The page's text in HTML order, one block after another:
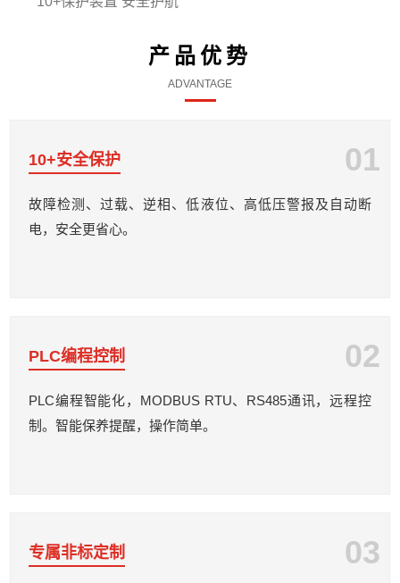
产品优势
ADVANTAGE
10+安全保护 01
故障检测、过载、逆相、低液位、高低压警报及自动断
电，安全更省心。
PLC编程控制 02
PLC编程智能化，MODBUS RTU、RS485通讯，远程控
制。智能保养提醒，操作简单。
专属非标定制 03